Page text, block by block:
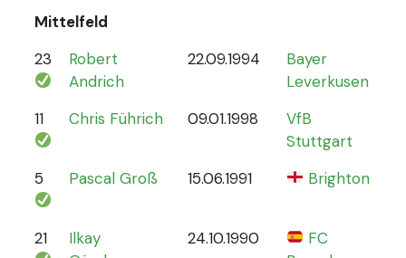
Mittelfeld
23
Robert
Andrich
22.09.1994
Bayer
Leverkusen
11 Chris Führich 09.01.1998
VfB
Stuttgart
5 Pascal Groß 15.06.1991 Brighton
21
Ilkay
24.10.1990
FC